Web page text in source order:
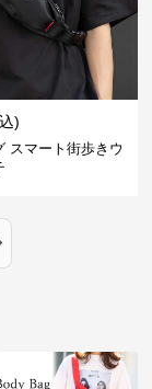
)
スマート街歩きウ